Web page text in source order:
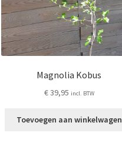
Magnolia Kobus
€39,95 incl. BTW
Toevoegen aan winkelwagen